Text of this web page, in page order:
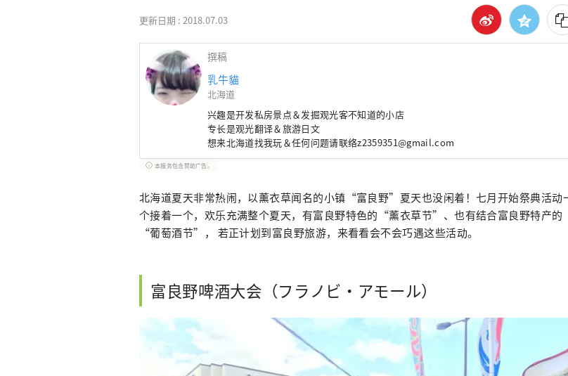
更新日期 : 2018.07.03
撰稿
乳牛貓
北海道
兴趣是开发私房景点＆发掘观光客不知道的小店
专长是观光翻译＆旅游日文
想来北海道找我玩＆任何问题请联络z2359351@gmail.com
本服务包含赞助广告。
北海道夏天非常热闹，以薰衣草闻名的小镇“富良野”夏天也没闲着！七月开始祭典活动
个接着一个，欢乐充满整个夏天，有富良野特色的“薰衣草节”、也有结合富良野特产的
“葡萄酒节”， 若正计划到富良野旅游，来看看会不会巧遇这些活动。
富良野啤酒大会（フラノビ・アモール）